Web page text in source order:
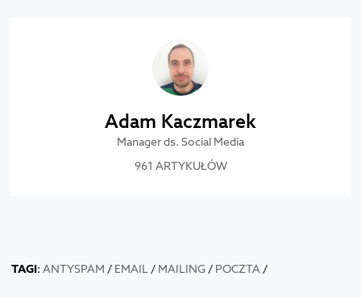
Adam Kaczmarek
Manager ds. Social Media
961 ARTYKUŁÓW
TAGI: ANTYSPAM / EMAIL/ MAILING/ POCZTA/